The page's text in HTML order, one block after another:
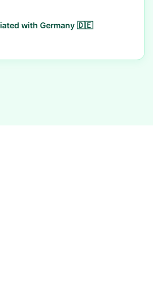
with Germany 🇩🇪